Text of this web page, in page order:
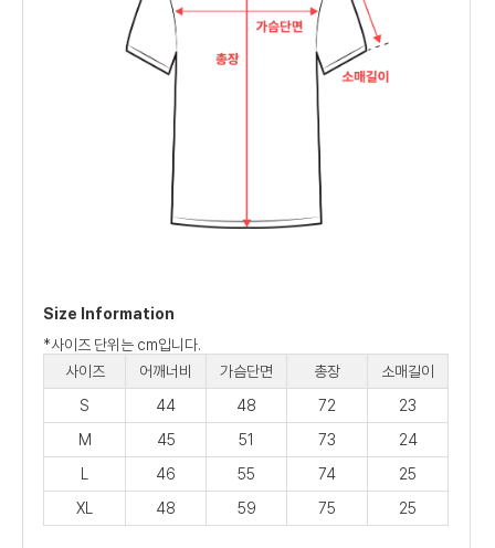
Size Information
*사이즈 단위는 cm입니다.
사이즈
어깨너비 가슴단면 총장
소매길이
S
44 48 72
23
M
45 51 73
24
46 55 74
25
XL
48 59 75 25